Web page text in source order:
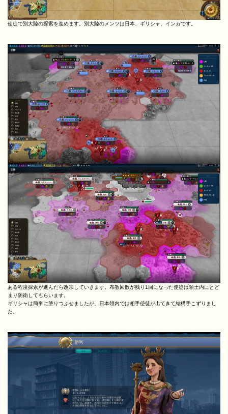
使徒で別大陸の探索を進めます。別大陸のメンツは日本、ギリシャ、インカです。
ある程度探索が進んだら改宗していきます。布教回数が残り1回になった使徒は領土内にとど
まり防衛してもらいます。
ギリシャは簡単に塗りつぶせましたが、日本領内では相手使徒が出てきて結構手こずりまし
た。